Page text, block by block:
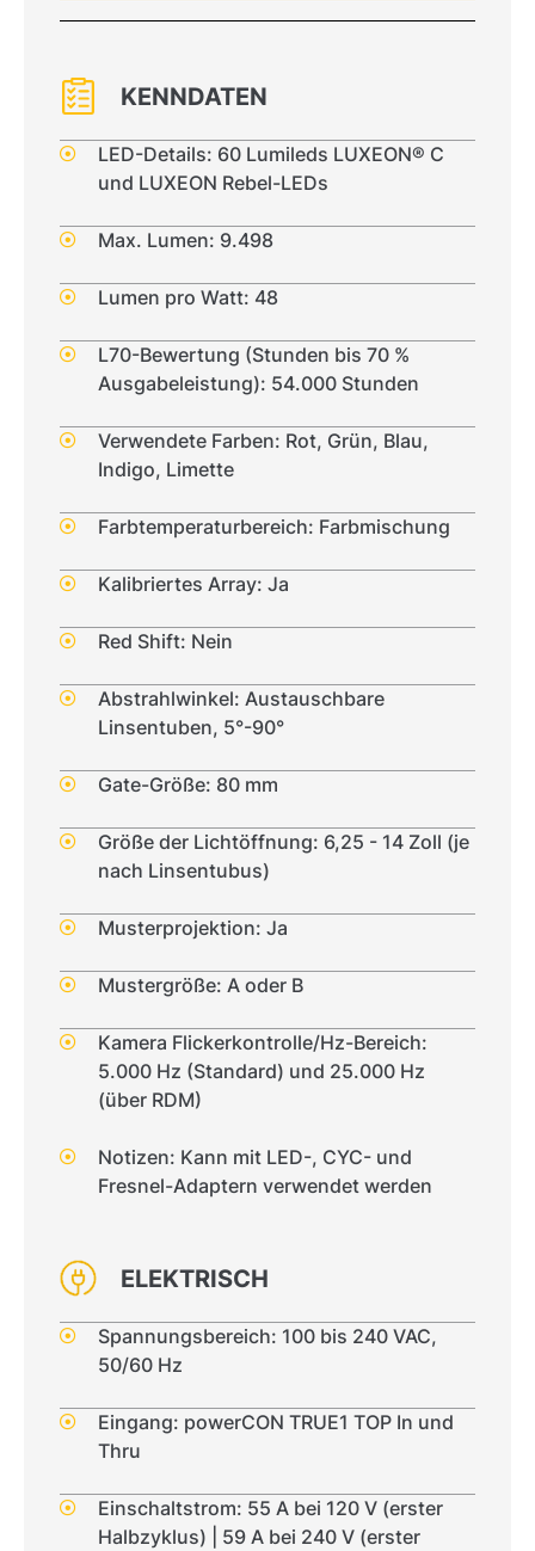
KENNDATEN
LED-Details: 60 Lumileds LUXEON® C
und LUXEON Rebel-LEDs
Max. Lumen: 9.498
Lumen pro Watt: 48
L70-Bewertung (Stunden bis 70 %
Ausgabeleistung): 54.000 Stunden
Verwendete Farben: Rot, Grün, Blau,
Indigo, Limette
Farbtemperaturbereich: Farbmischung
Kalibriertes Array: Ja
Red Shift: Nein
Abstrahlwinkel: Austauschbare
Linsentuben, 5°-90°
Gate-Größe: 80 mm
Größe der Lichtöffnung: 6,25 - 14 Zoll (je
nach Linsentubus)
Musterprojektion: Ja
Mustergröße: A oder B
Kamera Flickerkontrolle/Hz-Bereich:
5.000 Hz (Standard) und 25.000 Hz
(über RDM)
Notizen: Kann mit LED-, CYC- und
Fresnel-Adaptern verwendet werden
ELEKTRISCH
Spannungsbereich: 100 bis 240 VAC,
50/60 Hz
Eingang: powerCON TRUE1 TOP In und
Thru
Einschaltstrom: 55 A bei 120 V (erster
Halbzyklus) | 59 A bei 240 V (erster